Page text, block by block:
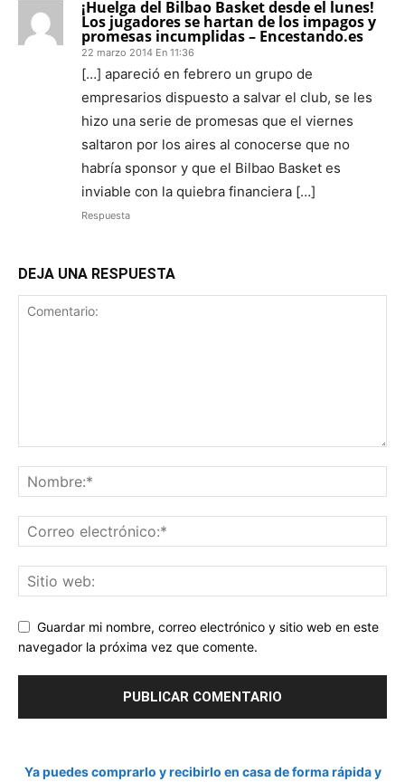
¡Huelga del Bilbao Basket desde el lunes!
Los jugadores se hartan de los impagos y
promesas incumplidas – Encestando.es
22 marzo 2014 En 11:36
[…] apareció en febrero un grupo de
empresarios dispuesto a salvar el club, se les
hizo una serie de promesas que el viernes
saltaron por los aires al conocerse que no
habría sponsor y que el Bilbao Basket es
inviable con la quiebra financiera […]
Respuesta
DEJA UNA RESPUESTA
Guardar mi nombre, correo electrónico y sitio web en este
navegador la próxima vez que comente.
Ya puedes comprarlo y recibirlo en casa de forma rápida y